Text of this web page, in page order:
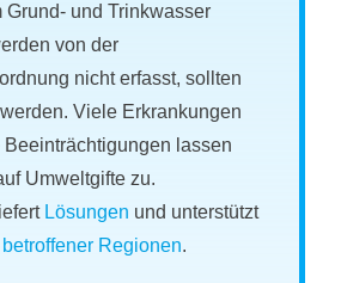
Grund- und Trinkwasser
von der
nicht erfasst, sollten
Viele Erkrankungen
lassen
Umweltgifte zu.
Lösungen und unterstützt
Regionen.